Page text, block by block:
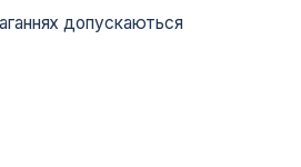
допускаються